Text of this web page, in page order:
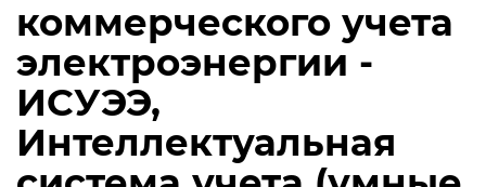
коммерческого учета
электроэнергии -
ИСУЭЭ,
Интеллектуальная